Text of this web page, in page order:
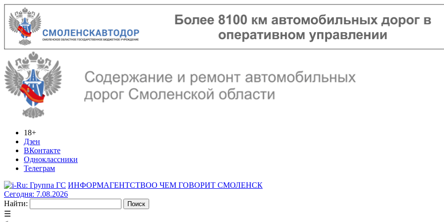
18+
Дзен
ВКонтакте
Одноклассники
Телеграм
ИНФОРМАГЕНТСТВОО ЧЕМ ГОВОРИТ СМОЛЕНСК
Сегодня: 7.08.2026
Найти:
☰